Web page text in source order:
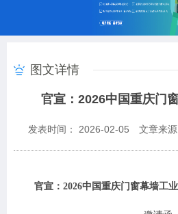
图文详情
官宣：2026中国重庆门
发表时间： 2026-02-05 文章来
官宣：2026中国重庆门窗幕墙工